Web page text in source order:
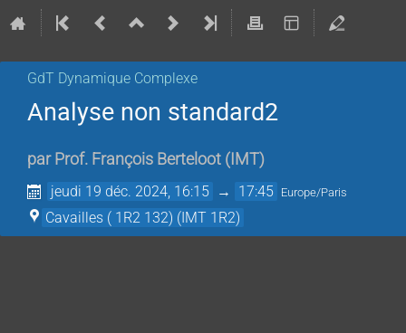
GdT Dynamique Complexe
Analyse non standard2
par Prof. François Berteloot ( IMT)
jeudi 19 déc. 2024, 16:15 → 17:45 Europe/Paris
Cavailles ( 1R2 132) (IMT 1R2)